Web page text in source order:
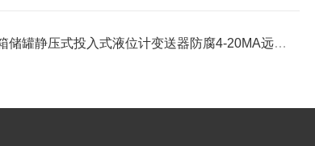
储罐静压式投入式液位计变送器防腐4-20MA远传输出